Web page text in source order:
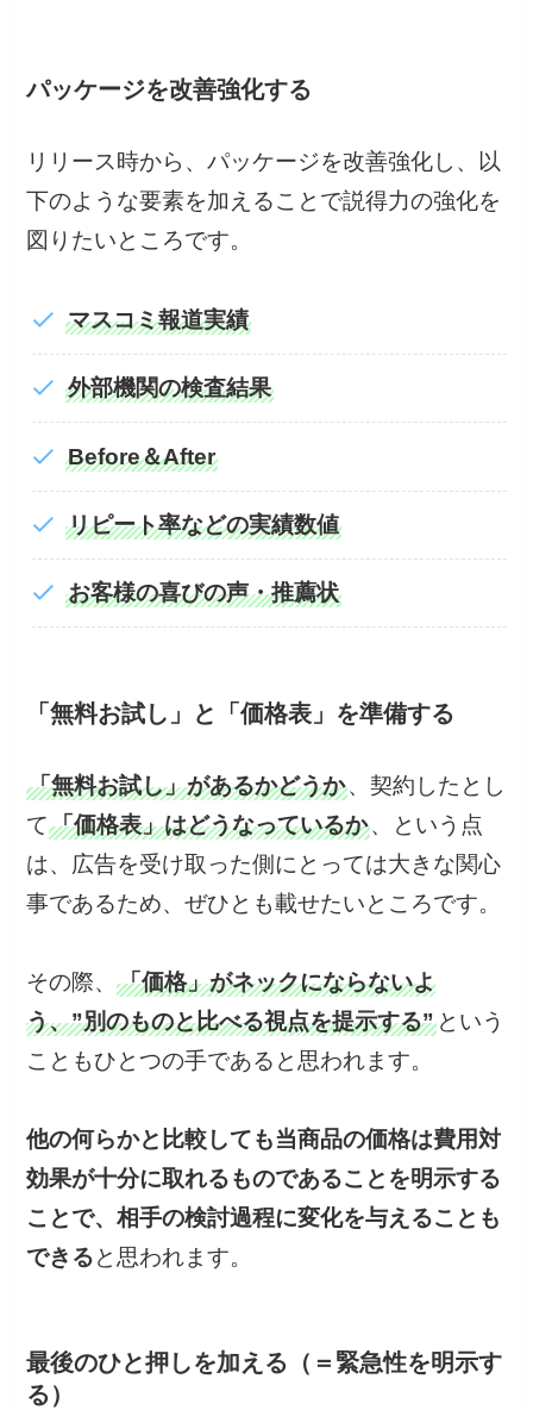
パッケージを改善強化する
リリース時から、パッケージを改善強化し、以
下のような要素を加えることで説得力の強化を
図りたいところです。
マスコミ報道実績
外部機関の検査結果
Before＆After
リピート率などの実績数値
お客様の喜びの声・推薦状
「無料お試し」と「価格表」を準備する
「無料お試し」があるかどうか、契約したとし
て「価格表」はどうなっているか、という点
は、広告を受け取った側にとっては大きな関心
事であるため、ぜひとも載せたいところです。
その際、「価格」がネックにならないよ
う、”別のものと比べる視点を提示する” という
こともひとつの手であると思われます。
他の何らかと比較しても当商品の価格は費用対
効果が十分に取れるものであることを明示する
ことで、相手の検討過程に変化を与えることも
できると思われます。
最後のひと押しを加える（＝緊急性を明示す
る）